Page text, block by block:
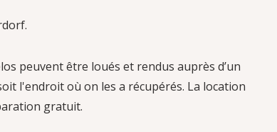
peuvent être loués et rendus auprès d’un
l'endroit où on les a récupérés. La location
gratuit.